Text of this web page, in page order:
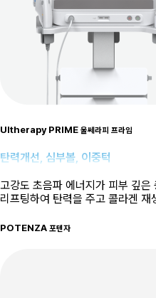
Ultherapy PRIME 울쎄라피 프라임
탄력개선, 심부볼, 이중턱
고강도 초음파 에너지가 피부 깊은
리프팅하여 탄력을 주고 콜라겐 재
POTENZA 포텐자